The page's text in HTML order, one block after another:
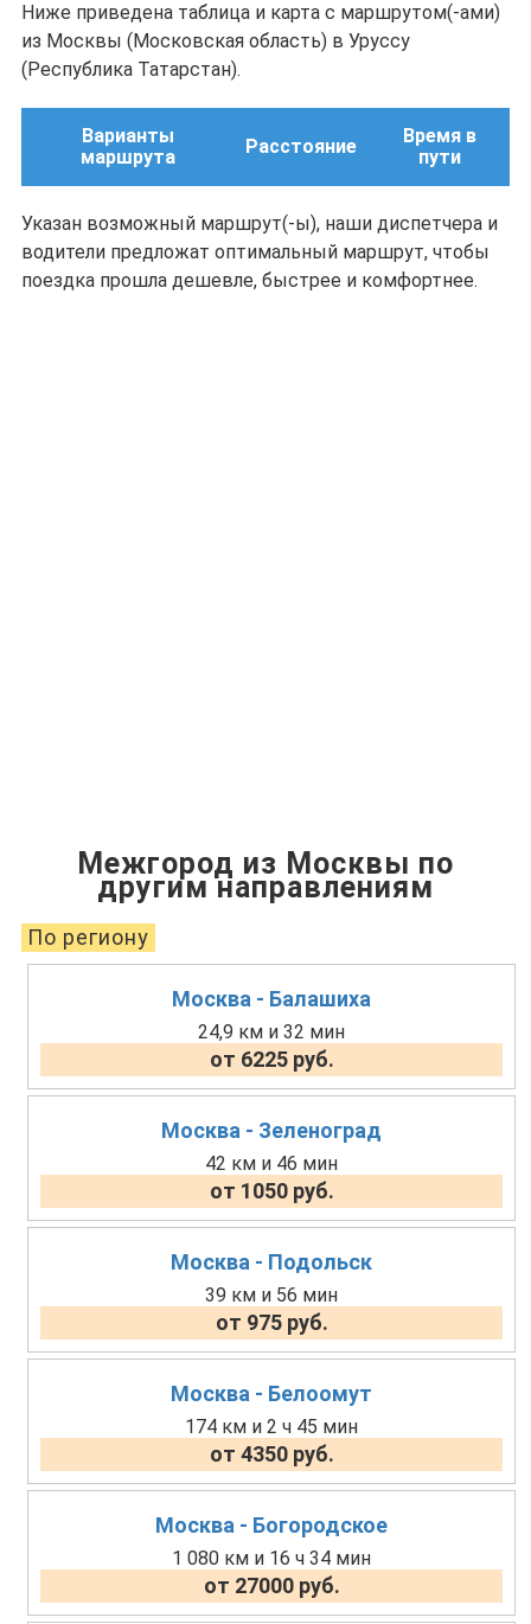
Ниже приведена таблица и карта с маршрутом(-ами)
из Москвы (Московская область) в Уруссу
(Республика Татарстан).
Варианты
маршрута
Расстояние
Время в
пути
Указан возможный маршрут(-ы), наши диспетчера и
водители предложат оптимальный маршрут, чтобы
поездка прошла дешевле, быстрее и комфортнее.
Межгород из Москвы по
другим направлениям
По региону
Москва - Балашиха
24,9 км и 32 мин
от 6225 руб.
Москва - Зеленоград
42 км и 46 мин
от 1050 руб.
Москва - Подольск
39 км и 56 мин
от 975 руб.
Москва - Белоомут
174 км и 2 ч 45 мин
от 4350 руб.
Москва - Богородское
1 080 км и 16 ч 34 мин
от 27000 руб.